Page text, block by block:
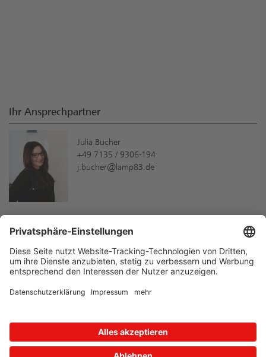
Newsletter
Neue Produkte und Services schneller
kennenlernen!
Hier können Sie sich anmelden:
Zum Formular
Ihr Ansprechpartner
Julia Bucher
+49 7135 / 9306-194
j.bucher@lamp83.de